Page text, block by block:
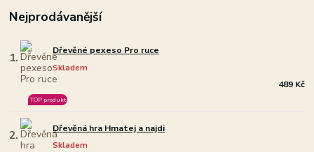
Nejprodávanější
1. Dřevěné pexeso Pro ruce
Skladem
TOP produkt
489 Kč
2. Dřevěná hra Hmatej a najdi
Skladem